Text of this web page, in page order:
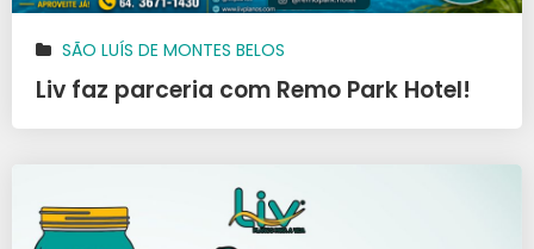
SÃO LUÍS DE MONTES BELOS
Liv faz parceria com Remo Park Hotel!